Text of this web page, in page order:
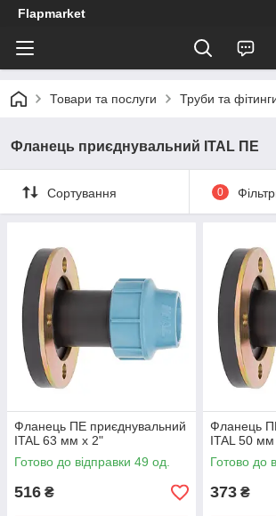
Flapmarket
Товари та послуги Труби та
Фланець приєднувальний ITAL ПЕ
Сортування 0
Фланець ПЕ приєднувальний
ITAL 63 мм х 2"
Готово до відправки 49 од.
516 ₴
Фланець
ITAL 50
Готово до
373 ₴